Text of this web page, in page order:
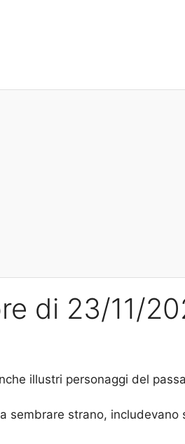
di 23/11/
illustri personaggi del
sembrare strano,